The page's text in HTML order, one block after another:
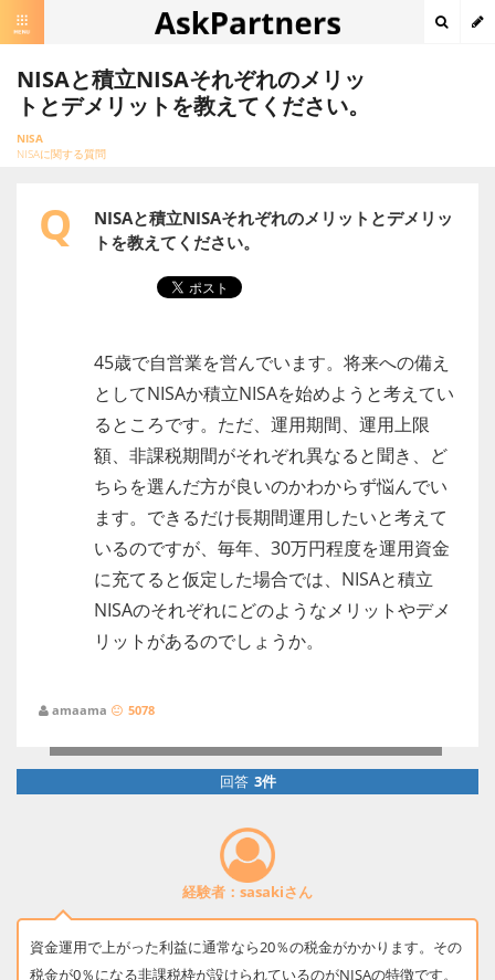
NISAと積立NISAそれぞれのメリッ
トとデメリットを教えてください。
NISA
NISAに関する質問
Q
NISAと積立NISAそれぞれのメリットとデメリッ
トを教えてください。
45歳で自営業を営んでいます。将来への備え
としてNISAか積立NISAを始めようと考えてい
るところです。ただ、運用期間、運用上限
額、非課税期間がそれぞれ異なると聞き、ど
ちらを選んだ方が良いのかわからず悩んでい
ます。できるだけ長期間運用したいと考えて
いるのですが、毎年、30万円程度を運用資金
に充てると仮定した場合では、NISAと積立
NISAのそれぞれにどのようなメリットやデメ
リットがあるのでしょうか。
amaama 5078
回答 3件
経験者：sasakiさん
資金運用で上がった利益に通常なら20％の税金がかかります。その
税金が0％になる非課税枠が設けられているのがNISAの特徴です。